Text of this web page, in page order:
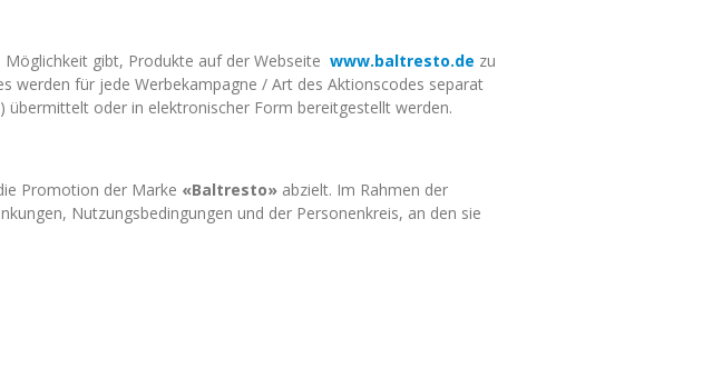
gibt, Produkte auf der Webseite www.baltresto.de zu
werden für jede Werbekampagne / Art des Aktionscodes separat
oder in elektronischer Form bereitgestellt werden.
Promotion der Marke «Baltresto» abzielt. Im Rahmen der
Nutzungsbedingungen und der Personenkreis, an den sie